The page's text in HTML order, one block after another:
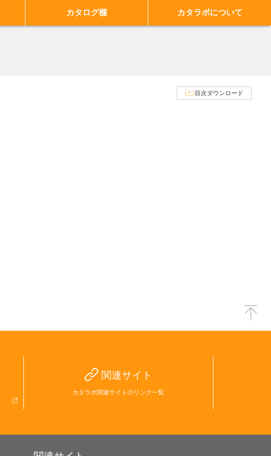
カタログ棚 カタラボについて
目次ダウンロード
関連サイト
カタラボ関連サイトのリンク一覧